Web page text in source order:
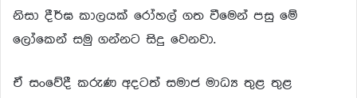
නිසා දීර්ඝ කාලයක් රෝහල් ගත වීමෙන් පසු මේ
ලෝකෙන් සමු ගන්නට සිදු වෙනවා.
ඒ සංවේදී කරුණ අදටත් සමාජ මාධ්‍ය තුළ තුළ